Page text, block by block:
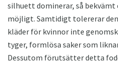
silhuett dominerar, så
möjligt. Samtidigt tolererar
kläder för kvinnor inte
tyger, formlösa saker som
Dessutom förutsätter detta